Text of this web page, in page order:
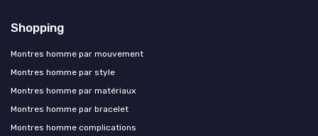
Shopping
Montres homme par mouvement
Montres homme par style
Montres homme par matériaux
Montres homme par bracelet
Montres homme complications